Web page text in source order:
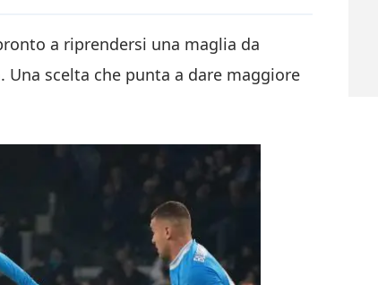
a riprendersi una maglia da
scelta che punta a dare maggiore